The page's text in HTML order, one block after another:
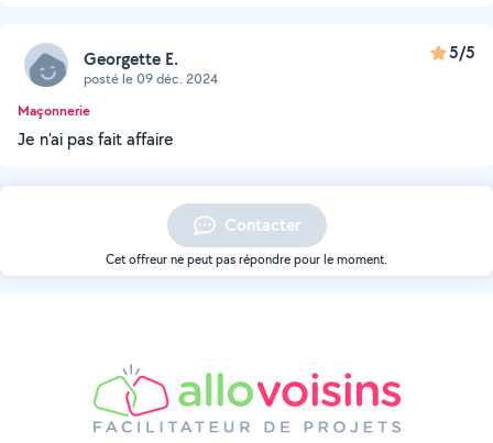
Georgette E.
posté le 09 déc. 2024
5/5
Maçonnerie
Je n'ai pas fait affaire
Contacter
Cet offreur ne peut pas répondre pour le moment.